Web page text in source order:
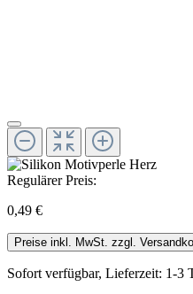
Regulärer Preis:
0,49 €
Preise inkl. MwSt. zzgl.
Sofort verfügbar, Lieferzeit: 1-3